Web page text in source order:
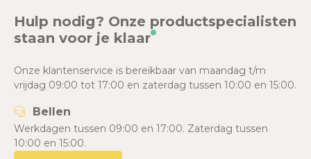
Hulp nodig? Onze productspecialisten
staan voor je klaar
Onze klantenservice is bereikbaar van maandag t/m
vrijdag 09:00 tot 17:00 en zaterdag tussen 10:00 en 15:00.
Bellen
Werkdagen tussen 09:00 en 17:00. Zaterdag tussen
10:00 en 15:00.